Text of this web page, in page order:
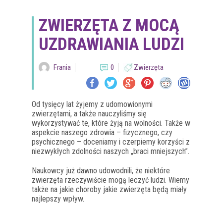
ZWIERZĘTA Z MOCĄ
UZDRAWIANIA LUDZI
Frania 0 Zwierzęta
Od tysięcy lat żyjemy z udomowionymi
zwierzętami, a także nauczyliśmy się
wykorzystywać te, które żyją na wolności. Także w
aspekcie naszego zdrowia – fizycznego, czy
psychicznego – doceniamy i czerpiemy korzyści z
niezwykłych zdolności naszych „braci mniejszych”.
Naukowcy już dawno udowodnili, że niektóre
zwierzęta rzeczywiście mogą leczyć ludzi. Wiemy
także na jakie choroby jakie zwierzęta będą miały
najlepszy wpływ.